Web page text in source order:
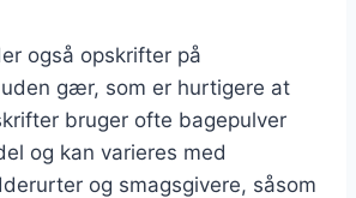
også opskrifter på
gær, som er hurtigere at
bruger ofte bagepulver
og kan varieres med
og smagsgivere, såsom